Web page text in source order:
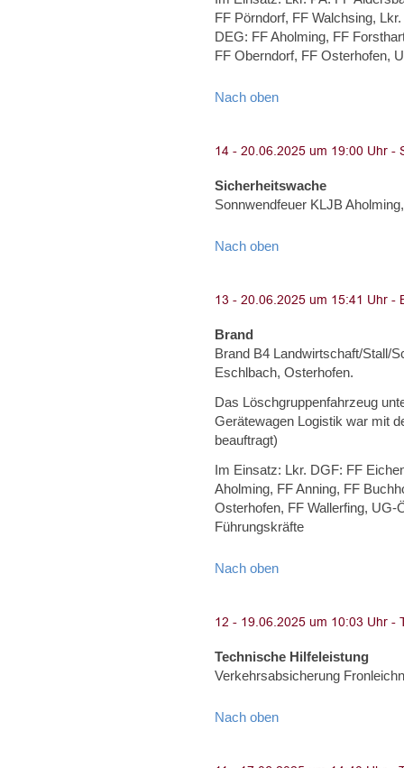
FF Pörndorf, FF Walchsing,
DEG: FF Aholming, FF
FF Oberndorf, FF Osterhofen,
Nach oben
Sicherheitswache
Sonnwendfeuer KLJB
Nach oben
Brand
Brand B4 Landwirtschaft/Stall/
Eschlbach, Osterhofen.
Das Löschgruppenfahrzeug
Gerätewagen Logistik war mit
beauftragt)
Im Einsatz: Lkr. DGF: FF
Aholming, FF Anning, FF
Osterhofen, FF Wallerfing, UG-
Führungskräfte
Nach oben
Technische Hilfeleistung
Verkehrsabsicherung
Nach oben